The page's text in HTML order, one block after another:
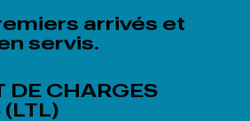
arrivés et
servis.
DE CHARGES
(LTL)